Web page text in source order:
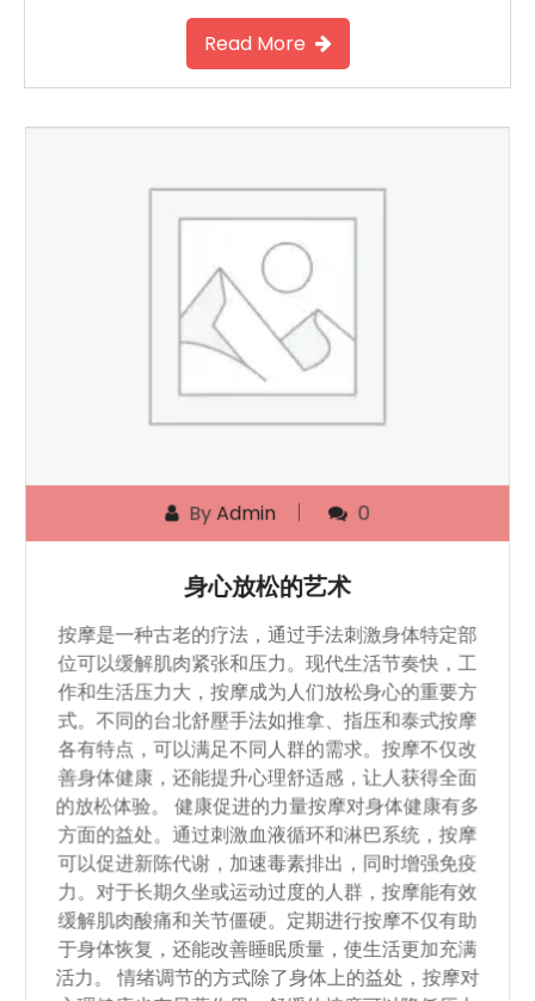
Read More
ByAdmin 0
身心放松的艺术
按摩是一种古老的疗法，通过手法刺激身体特定部
位可以缓解肌肉紧张和压力。现代生活节奏快，工
作和生活压力大，按摩成为人们放松身心的重要方
式。不同的台北舒壓手法如推拿、指压和泰式按摩
各有特点，可以满足不同人群的需求。按摩不仅改
善身体健康，还能提升心理舒适感，让人获得全面
的放松体验。 健康促进的力量按摩对身体健康有多
方面的益处。通过刺激血液循环和淋巴系统，按摩
可以促进新陈代谢，加速毒素排出，同时增强免疫
力。对于长期久坐或运动过度的人群，按摩能有效
缓解肌肉酸痛和关节僵硬。定期进行按摩不仅有助
于身体恢复，还能改善睡眠质量，使生活更加充满
活力。 情绪调节的方式除了身体上的益处，按摩对